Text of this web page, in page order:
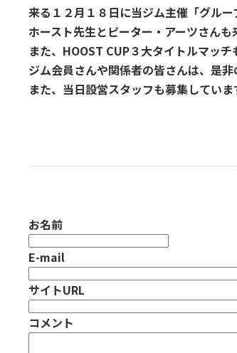
来る１２月１８日に当ジム主催「グルー
ホースト先生とピーター・アーツさんも
また、HOOST CUP３大タイトルマッ
ジム会員さんや関係者の皆さんは、是
また、当日設営スタッフも募集してい
お名前
E-mail
サイトURL
コメント